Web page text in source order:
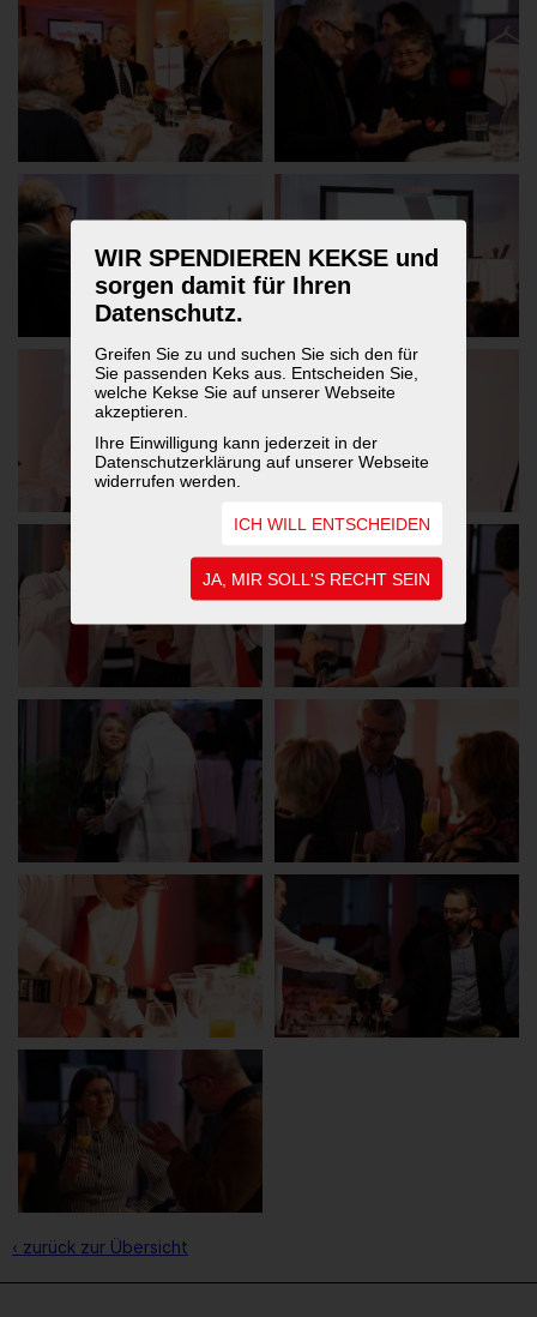
WIR SPENDIEREN KEKSE und
sorgen damit für Ihren
Datenschutz.
Greifen Sie zu und suchen Sie sich den für
Sie passenden Keks aus. Entscheiden Sie,
welche Kekse Sie auf unserer Webseite
akzeptieren.
Ihre Einwilligung kann jederzeit in der
Datenschutzerklärung auf unserer Webseite
widerrufen werden.
ICH WILL ENTSCHEIDEN
JA, MIR SOLL'S RECHT SEIN
‹ zurück zur Übersicht